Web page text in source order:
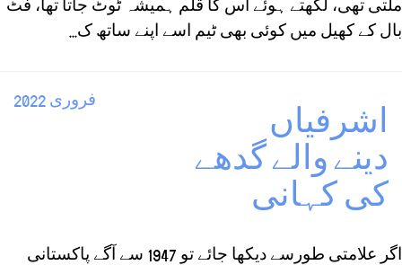
ملتی تھی، لکھتے ہوئے اس کا قلم ہمیشہ ٹوٹ جاتا تھا، فٹ
بال کے کھیل میں کوئی بھی ٹیم اسے اپنے ساتھ ک...
فروری 2022
اشرفیاں
دینے والے گدھے
كی كہانی
اگر علامتی طورسے دیکھا جائے تو 1947 سے آگے پاکستانی